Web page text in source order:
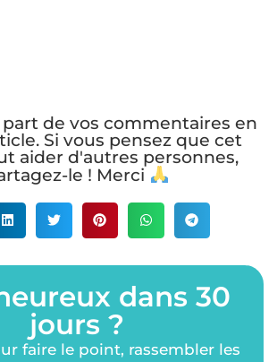
part de vos commentaires en
Si vous pensez que cet
aider d'autres personnes,
le ! Merci
dans 30
jours ?
faire le point, rassembler les